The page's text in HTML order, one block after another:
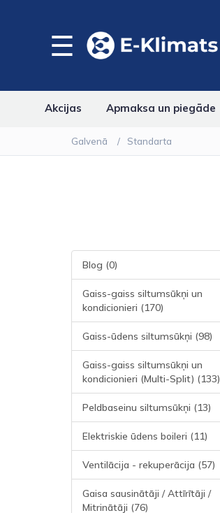
☰
Akcijas Apmaksa un piegāde
Galvenā Standarta
Blog (0)
Gaiss-gaiss siltumsūkņi un
kondicionieri (170)
Gaiss-ūdens siltumsūkņi (98)
Gaiss-gaiss siltumsūkņi un
kondicionieri (Multi-Split) (133)
Peldbaseinu siltumsūkņi (13)
Elektriskie ūdens boileri (11)
Ventilācija - rekuperācija (57)
Gaisa sausinātāji / Attīrītāji /
Mitrinātāji (76)